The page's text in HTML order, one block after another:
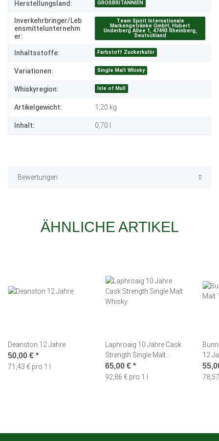
Herstellungsland: GROßBRITANNIEN
Inverkehrbringer/Leb
ensmittelunternehm
er:
Team Spirit Internationale
Markengetränke GmbH, Hubert
Underberg Allee 1, 47493 Rheinberg,
Deutschland
Inhaltsstoffe: Farbstoff Zuckerkulör
Variationen: Single Malt Whisky
Whiskyregion: Isle of Mull
Artikelgewicht: 1,20 kg
Inhalt: 0,70 l
Bewertungen
ÄHNLICHE ARTIKEL
Deanston 12 Jahre
50,00 € *
71,43 € pro 1 l
Laphroaig 10 Jahre Cask
Strength Single Malt
Whisky
65,00 € *
92,86 € pro 1 l
12